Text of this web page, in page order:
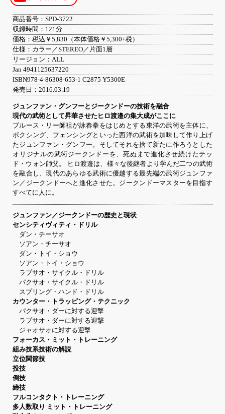
商品番号：SPD-3722
収録時間：121分
価格：税込￥5,830（本体価格￥5,300+税）
仕様：カラー／STEREO／片面1層
リージョン：ALL
Jan 4941125637220
ISBN978-4-86308-653-1 C2875 Y5300E
発売日：2016.03.19
ジュンファン・グンフーとジークンドーの技術を融合
現代の武術として昇華させたヒロ渡邉の集大成がここに
ブルース・リー師祖が詠春拳をはじめとする東洋の武術を主体に、
ボクシング、フェンシングといった西洋の武術を加味して作り上げ
たジュンファン・グンフー。そしてそれを捨て新たに作ろうとした
オリジナルの武術ジークンドーを、死ぬまで進化させ続けたテッ
ド・ウォン師父。 ヒロ渡邉は、様々な後継者より学んだ二つの武術
を融合し、現代のあらゆる武術に優越する最先端の武術ジュンファ
ン／ジークンドーへと進化させた。ジークンドーマスターを目指す
すべてに人に。
ジュンファン／ジークンドーの歴史と現状
センシティヴィティ・ドリル
ダン・チーサオ
ソアン・チーサオ
ダン・トイ・ショウ
ソアン・トイ・ショウ
ラプサオ・サイクル・ドリル
パクサオ・サイクル・ドリル
スプリング・ハンド・ドリル
カウンター・トラッピング・テクニック
パクサオ・ダーに対する迎撃
ラプサオ・ダーに対する迎撃
ジャオサオに対する迎撃
フォーカス・ミット・トレーニング
組み技系技術の解説
立位関節技
投技
倒技
締技
フルコンタクト・トレーニング
多人数取り ミット・トレーニング